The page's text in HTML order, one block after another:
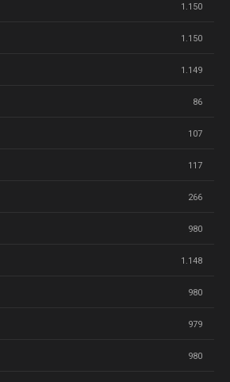
1.150
1.150
1.149
86
107
117
266
980
1.148
980
979
980